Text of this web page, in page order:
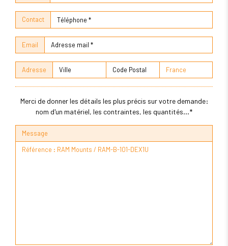
Contact
Email
Adresse
Merci de donner les détails les plus précis sur votre demande:
nom d'un matériel, les contraintes, les quantités...*
Message